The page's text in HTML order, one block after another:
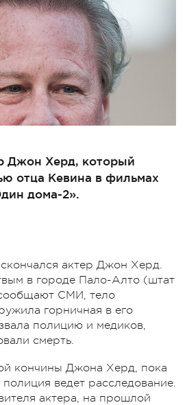
Джон Херд, который
отца Кевина в фильмах
дома-2».
актер Джон Херд.
в городе Пало-Алто (штат
СМИ, тело
горничная в его
полицию и медиков,
смерть.
кончины Джона Херд, пока
ведет расследование.
актера, на прошлой